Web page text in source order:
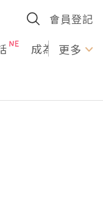
會員登記
成為U更多